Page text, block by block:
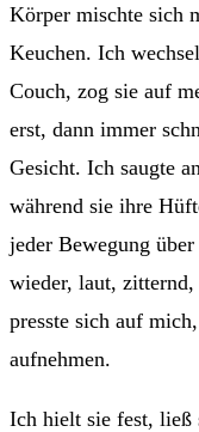
Körper mischte sich
Keuchen. Ich
Couch, zog sie auf
erst, dann immer
Gesicht. Ich saugte
während sie ihre
jeder Bewegung
wieder, laut,
presste sich auf
aufnehmen.
Ich hielt sie fest, ließ